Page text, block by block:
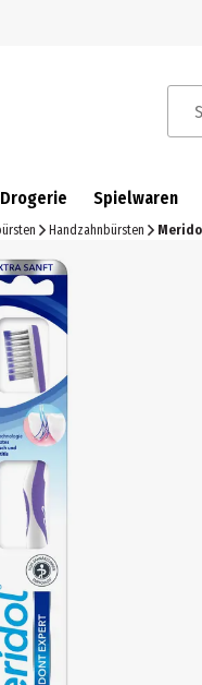
Drogerie Spielwaren
Handzahnbürsten